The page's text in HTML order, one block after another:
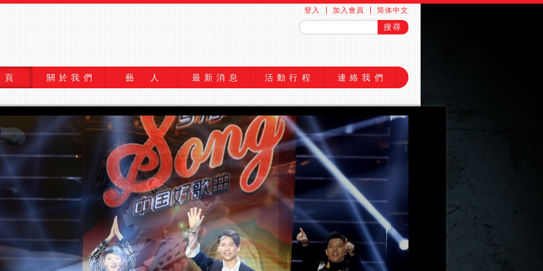
简体中文
加入會員
登入
關於我們 藝 人 最新消息 活動行程 連絡我們